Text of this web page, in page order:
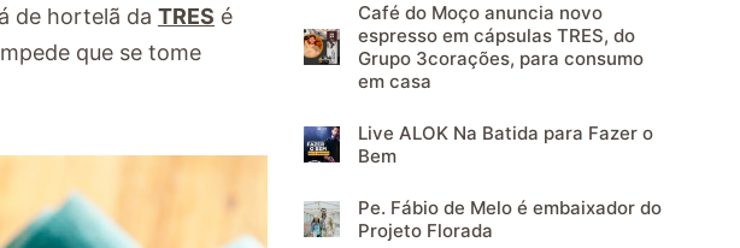
de hortelã da TRES é
que se tome
Café do Moço anuncia novo
espresso em cápsulas TRES, do
Grupo 3corações, para consumo
em casa
Live ALOK Na Batida para Fazer o
Bem
Pe. Fábio de Melo é embaixador do
Projeto Florada